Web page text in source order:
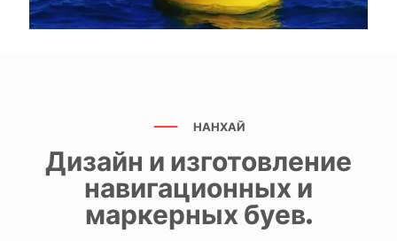
НАНХАЙ
Дизайн и изготовление
навигационных и
маркерных буев.